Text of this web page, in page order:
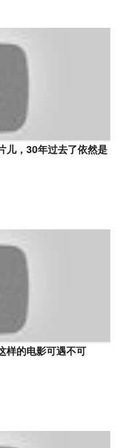
儿，30年过去了依然是
样的电影可遇不可